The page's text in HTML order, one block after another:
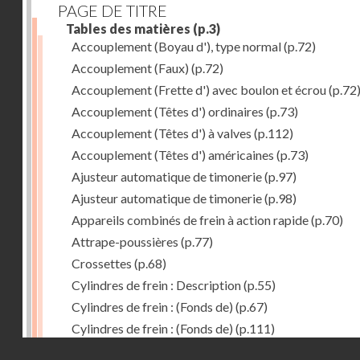
PAGE DE TITRE
Tables des matières (p.3)
Accouplement (Boyau d'), type normal(p.72)
Accouplement (Faux) (p.72)
Accouplement (Frette d') avec boulon et écrou(p.72)
Accouplement (Têtes d') ordinaires (p.73)
Accouplement (Têtes d') à valves (p.112)
Accouplement (Têtes d') américaines (p.73)
Ajusteur automatique de timonerie(p.97)
Ajusteur automatique de timonerie(p.98)
Appareils combinés de frein à action rapide(p.70)
Attrape-poussières (p.77)
Crossettes (p.68)
Cylindres de frein : Description(p.55)
Cylindres de frein : (Fonds de) (p.67)
Cylindres de frein : (Fonds de) (p.111)